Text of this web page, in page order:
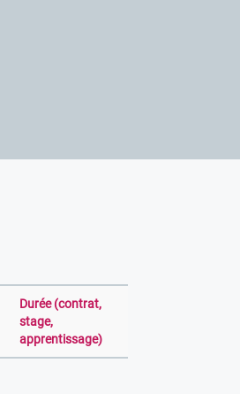
Durée (contrat,
stage,
apprentissage)